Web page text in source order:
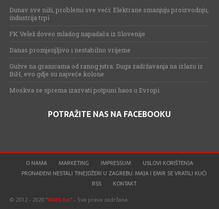
Dunav sve niži, problemi sve veći: Elektrane smanjuju proizvodnju,
industrija trpi
FK Velež doveo mladog napadača iz Slovenije
Danas promjenjljivo i nestabilno vrijeme
Gužve na granicama od ranog jutra: Duga zadržavanja na izlazu iz
BiH, evo gdje su najveće kolone
Moskva se sprema izazvati potpuni haos u Evropi
POTRAŽITE NAS NA FACEBOOKU
O NAMA MARKETING IMPRESSUM
USLOVI KORIŠTENJA
PRONAĐENI NESTALI TINEJDŽERI U ZAGREBU: MAJA I EMIR SE VRATILI KUĆI
RSS
KONTAKT
© 2012 - 2020 "NMS.ba" - Sva prava zadržana.